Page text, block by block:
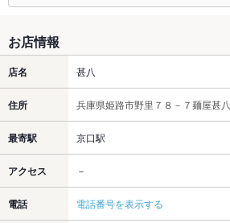
お店情報
店名 甚八
住所 兵庫県姫路市野里７８－７麺屋甚八
最寄駅 京口駅
アクセス －
電話 電話番号を表示する